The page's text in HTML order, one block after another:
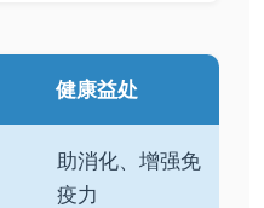
健康益处
助消化、增强免
疫力